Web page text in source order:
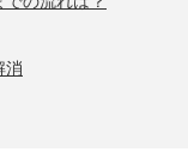
消